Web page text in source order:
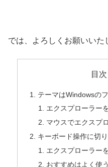
では、よろしくお願いいた
目次
テーマはWindowsの
エクスプローラー
マウスでエクスプ
キーボード操作に切
エクスプローラー
おすすめはよく使